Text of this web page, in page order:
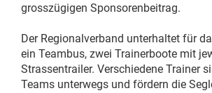
grosszügigen Sponsorenbeitrag.
Der Regionalverband unterhaltet für
ein Teambus, zwei Trainerboote mit
Strassentrailer. Verschiedene Trainer
Teams unterwegs und fördern die